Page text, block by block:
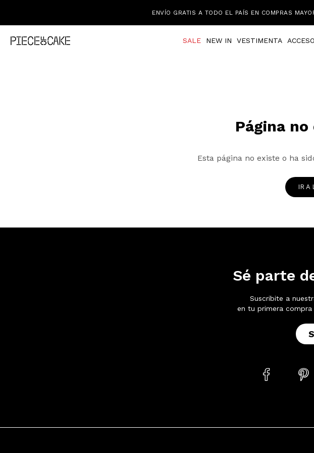
ENVÍO GRATIS A TODO EL PAÍS EN COMPRAS
SALE NEW IN VESTIMENTA
Página
Esta página no existe o ha
IR A
Sé parte
Suscribite a
en tu primera
 